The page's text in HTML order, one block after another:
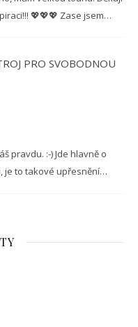
💖💖💖 Zase jsem…
PRO SVOBODNOU
pravdu. :-) Jde hlavně o
je to takové upřesnění…